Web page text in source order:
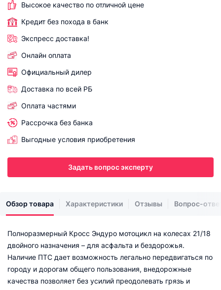
Высокое качество по отличной цене
Кредит без похода в банк
Экспресс доставка!
Онлайн оплата
Официальный дилер
Доставка по всей РБ
Оплата частями
Рассрочка без банка
Выгодные условия приобретения
Задать вопрос эксперту
Обзор товара Характеристики Отзывы Вопрос-
Полноразмерный Кросс Эндуро мотоцикл на колесах 21/18
двойного назначения – для асфальта и бездорожья.
Наличие ПТС дает возможность легально передвигаться по
городу и дорогам общего пользования, внедорожные
качества позволяет без усилий преодолевать грязь и